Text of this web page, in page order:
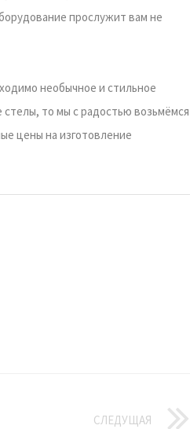
прослужит вам не
необычное и стильное
то мы с радостью возьмёмся
цены на изготовление
СЛЕДУЩАЯ